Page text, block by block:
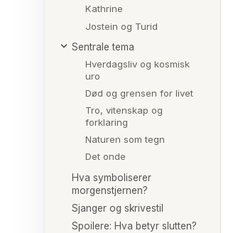
Kathrine
Jostein og Turid
Sentrale tema
Hverdagsliv og kosmisk
uro
Død og grensen for livet
Tro, vitenskap og
forklaring
Naturen som tegn
Det onde
Hva symboliserer
morgenstjernen?
Sjanger og skrivestil
Spoilere: Hva betyr slutten?